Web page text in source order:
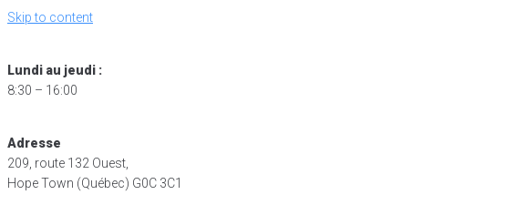
Skip to content
Lundi au jeudi :
8:30 – 16:00
Adresse
209, route 132 Ouest,
Hope Town (Québec) G0C 3C1